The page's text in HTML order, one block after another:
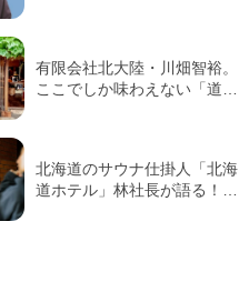
有限会社北大陸・川畑智裕。
ここでしか味わえない「道…
北海道のサウナ仕掛人「北海
道ホテル」林社長が語る！…